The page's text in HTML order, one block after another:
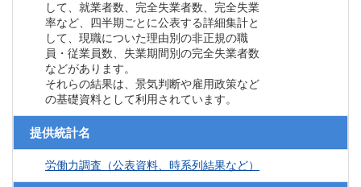
して、就業者数、完全失業者数、完全失業
率など、四半期ごとに公表する詳細集計と
して、現職についた理由別の非正規の職
員・従業員数、失業期間別の完全失業者数
などがあります。
それらの結果は、景気判断や雇用政策など
の基礎資料として利用されています。
提供統計名
労働力調査（公表資料、時系列結果など）